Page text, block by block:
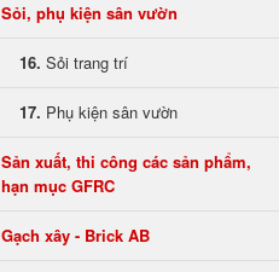
Sỏi, phụ kiện sân vườn
16. Sỏi trang trí
17. Phụ kiện sân vườn
Sản xuất, thi công các sản phẩm,
hạn mục GFRC
Gạch xây - Brick AB